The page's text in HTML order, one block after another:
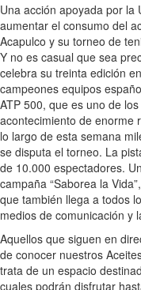
Una acción apoyada por la
aumentar el consumo del
Acapulco y su torneo de
Y no es casual que sea
celebra su treinta edición
campeones equipos
ATP 500, que es uno de
acontecimiento de enorme
lo largo de esta semana
se disputa el torneo. La
de 10.000 espectadores.
campaña “Saborea la
que también llega a todos
medios de comunicación y
Aquellos que siguen en
de conocer nuestros
trata de un espacio
cuales podrán disfrutar